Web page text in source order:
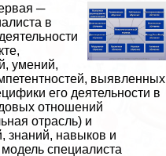
─
в
умений,
выявленных
его деятельности в
отношений
отрасль) и
знаний, навыков и
специалиста